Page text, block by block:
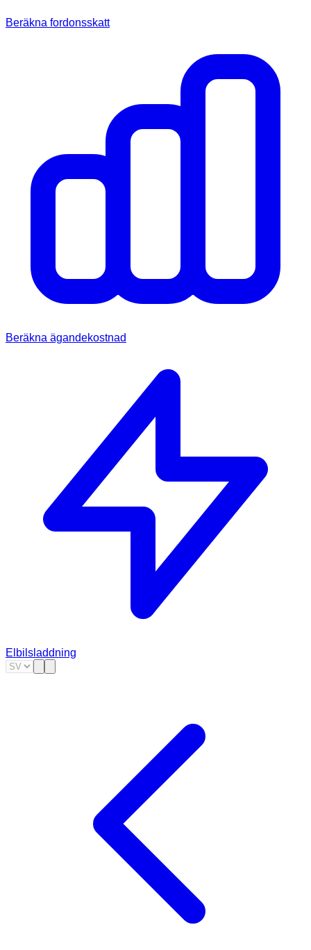
Beräkna fordonsskatt
Beräkna ägandekostnad
Elbilsladdning